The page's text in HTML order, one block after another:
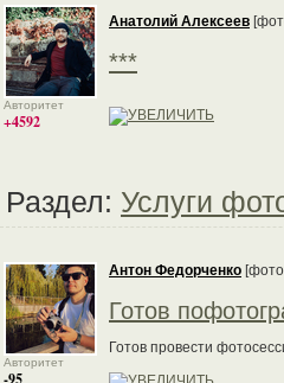
Авторитет
+4592
Анатолий Алексеев
***
Раздел: Услуги
Авторитет
-95
Антон Федорченко
Готов
Готов провести